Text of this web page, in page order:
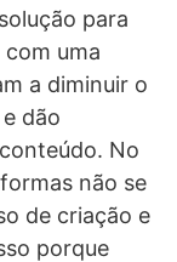
para
uma
a diminuir o
dão
No
não se
de criação e
porque